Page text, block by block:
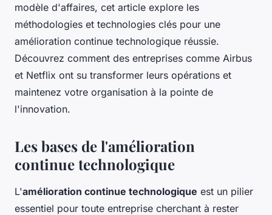
modèle d'affaires, cet article explore les
méthodologies et technologies clés pour une
amélioration continue technologique réussie.
Découvrez comment des entreprises comme Airbus
et Netflix ont su transformer leurs opérations et
maintenez votre organisation à la pointe de
l'innovation.
Les bases de l'amélioration
continue technologique
L'amélioration continue technologique est un pilier
essentiel pour toute entreprise cherchant à rester